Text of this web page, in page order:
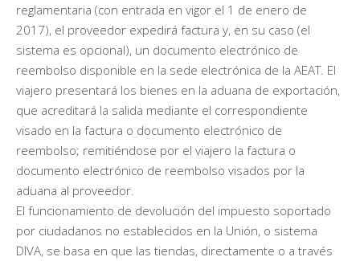
reglamentaria (con entrada en vigor el 1 de enero de
2017), el proveedor expedirá factura y, en su caso (el
sistema es opcional), un documento electrónico de
reembolso disponible en la sede electrónica de la AEAT. El
viajero presentará los bienes en la aduana de exportación,
que acreditará la salida mediante el correspondiente
visado en la factura o documento electrónico de
reembolso; remitiéndose por el viajero la factura o
documento electrónico de reembolso visados por la
aduana al proveedor.
El funcionamiento de devolución del impuesto soportado
por ciudadanos no establecidos en la Unión, o sistema
DIVA, se basa en que las tiendas, directamente o a través